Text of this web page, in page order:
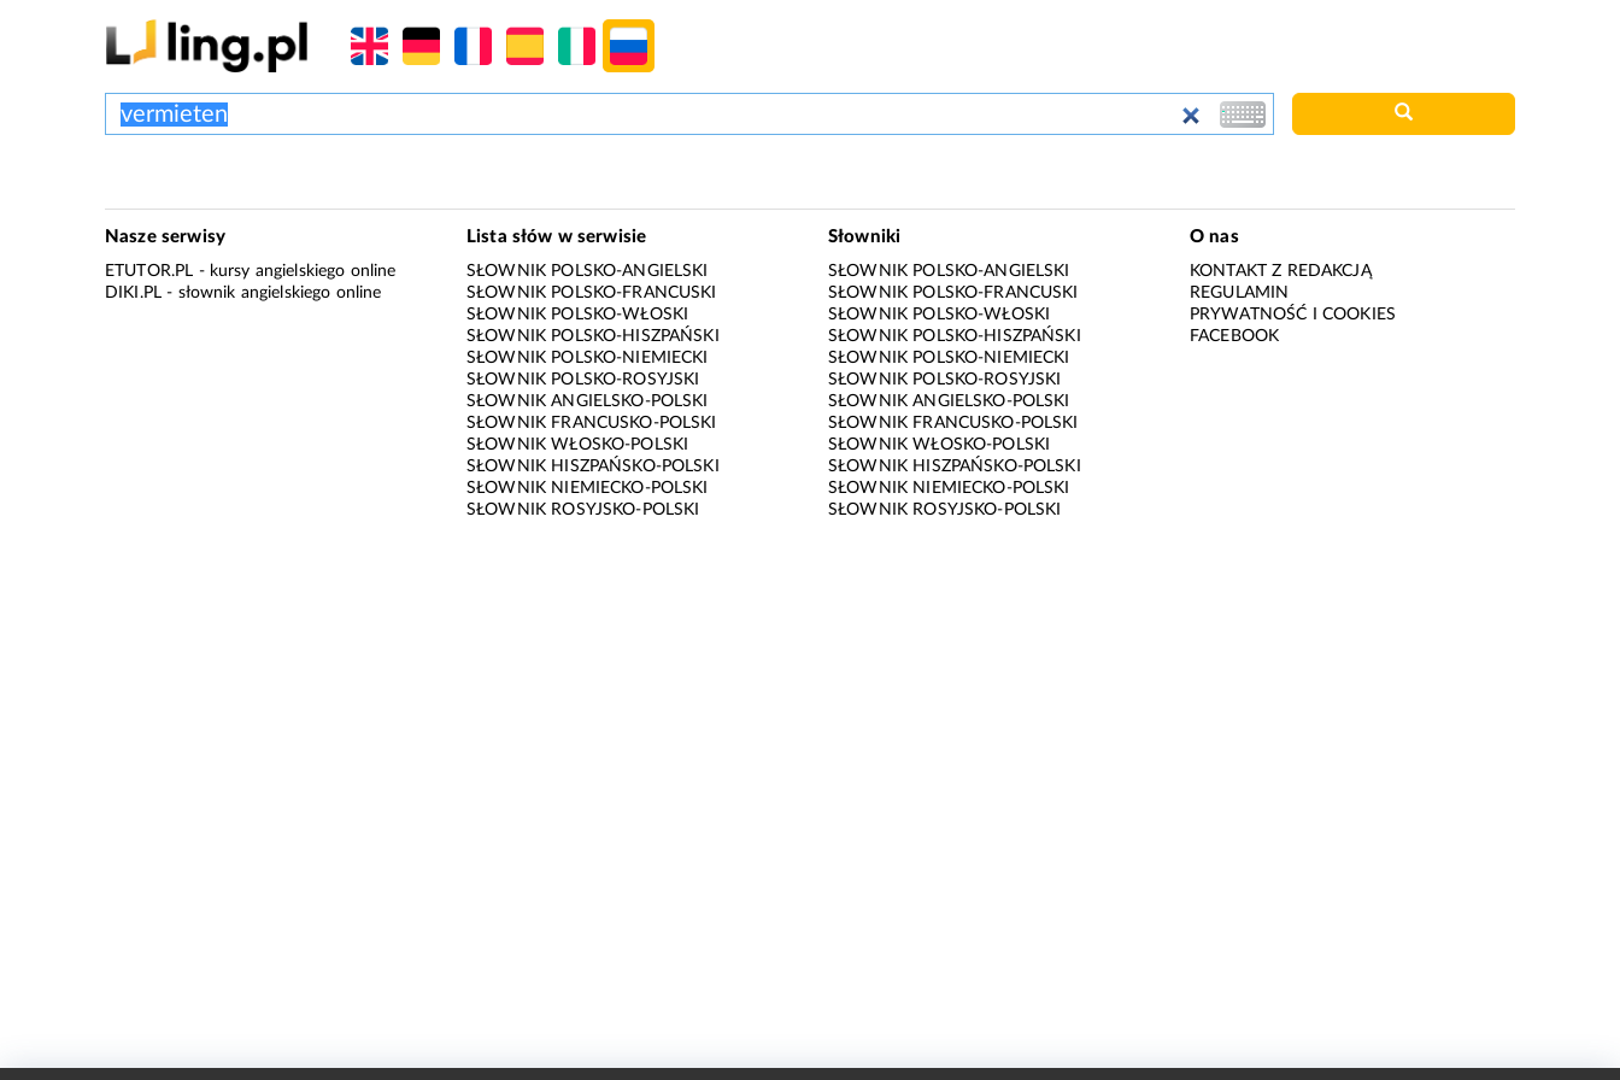
Nasze serwisy
ETUTOR.PL - kursy angielskiego online
DIKI.PL - słownik angielskiego online
Lista słów w serwisie
SŁOWNIK POLSKO-ANGIELSKI
SŁOWNIK POLSKO-FRANCUSKI
SŁOWNIK POLSKO-WŁOSKI
SŁOWNIK POLSKO-HISZPAŃSKI
SŁOWNIK POLSKO-NIEMIECKI
SŁOWNIK POLSKO-ROSYJSKI
SŁOWNIK ANGIELSKO-POLSKI
SŁOWNIK FRANCUSKO-POLSKI
SŁOWNIK WŁOSKO-POLSKI
SŁOWNIK HISZPAŃSKO-POLSKI
SŁOWNIK NIEMIECKO-POLSKI
SŁOWNIK ROSYJSKO-POLSKI
Słowniki
SŁOWNIK POLSKO-ANGIELSKI
SŁOWNIK POLSKO-FRANCUSKI
SŁOWNIK POLSKO-WŁOSKI
SŁOWNIK POLSKO-HISZPAŃSKI
SŁOWNIK POLSKO-NIEMIECKI
SŁOWNIK POLSKO-ROSYJSKI
SŁOWNIK ANGIELSKO-POLSKI
SŁOWNIK FRANCUSKO-POLSKI
SŁOWNIK WŁOSKO-POLSKI
SŁOWNIK HISZPAŃSKO-POLSKI
SŁOWNIK NIEMIECKO-POLSKI
SŁOWNIK ROSYJSKO-POLSKI
O nas
KONTAKT Z REDAKCJĄ
REGULAMIN
PRYWATNOŚĆ I COOKIES
FACEBOOK